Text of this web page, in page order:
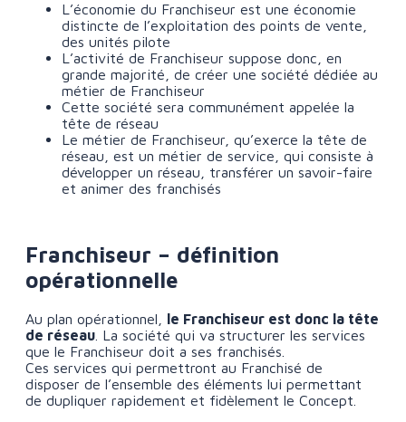
L’économie du Franchiseur est une économie
distincte de l’exploitation des points de vente,
des unités pilote
L’activité de Franchiseur suppose donc, en
grande majorité, de créer une société dédiée au
métier de Franchiseur
Cette société sera communément appelée la
tête de réseau
Le métier de Franchiseur, qu’exerce la tête de
réseau, est un métier de service, qui consiste à
développer un réseau, transférer un savoir-faire
et animer des franchisés
Franchiseur – définition
opérationnelle
Au plan opérationnel, le Franchiseur est donc la tête
de réseau . La société qui va structurer les services
que le Franchiseur doit a ses franchisés.
Ces services qui permettront au Franchisé de
disposer de l’ensemble des éléments lui permettant
de dupliquer rapidement et fidèlement le Concept.